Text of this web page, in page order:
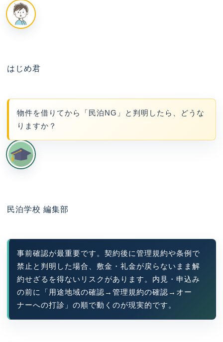
はじめ君
物件を借りてから「民泊NG」と判明したら、どうな
りますか？
民泊学校 編集部
事前確認が最重要です。契約後に管理規約や条例で
禁止と判明した場合、敷金・礼金が戻らないまま解
約せざるを得ないリスクがあります。内見・申込み
の前に「用途地域の確認→管理規約の確認→オー
ナーへの打診」の順で動くのが現実的です。